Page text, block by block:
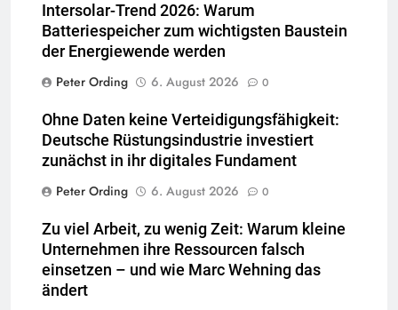
Intersolar-Trend 2026: Warum
Batteriespeicher zum wichtigsten Baustein
der Energiewende werden
Peter Ording
6. August 2026 0
Ohne Daten keine Verteidigungsfähigkeit:
Deutsche Rüstungsindustrie investiert
zunächst in ihr digitales Fundament
Peter Ording
6. August 2026 0
Zu viel Arbeit, zu wenig Zeit: Warum kleine
Unternehmen ihre Ressourcen falsch
einsetzen – und wie Marc Wehning das
ändert